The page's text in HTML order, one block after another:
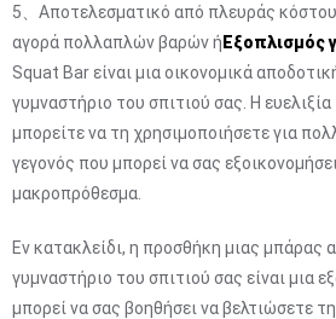
5、Αποτελεσματικό από πλευράς
αγορά πολλαπλών βαρών ή Εξοπλισμός
Squat Bar είναι μια οικονομικά
γυμναστήριο του σπιτιού σας. Η ευελιξία
μπορείτε να τη χρησιμοποιήσετε για
γεγονός που μπορεί να σας
μακροπρόθεσμα.
Εν κατακλείδι, η προσθήκη μιας μπάρας
γυμναστήριο του σπιτιού σας είναι μια
μπορεί να σας βοηθήσει να βελτιώσετε